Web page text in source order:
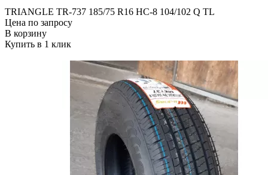
TRIANGLE TR-737 185/75 R16 НС-8 104/102 Q TL
Цена по запросу
В корзину
Купить в 1 клик